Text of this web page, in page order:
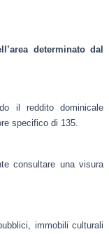
determinato dal
il reddito dominicale
specifico di 135.
consultare una visura
immobili culturali